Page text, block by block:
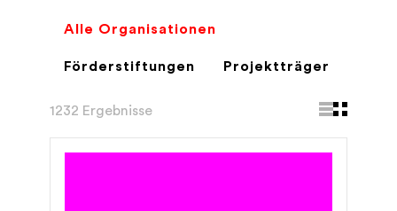
Alle Organisationen
Förderstiftungen Projektträger
1232 Ergebnisse